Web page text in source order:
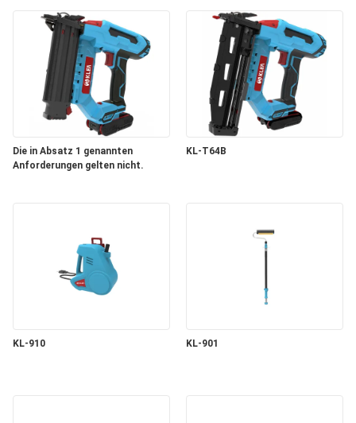
Die in Absatz 1 genannten
Anforderungen gelten nicht.
KL-T64B
KL-910 KL-901